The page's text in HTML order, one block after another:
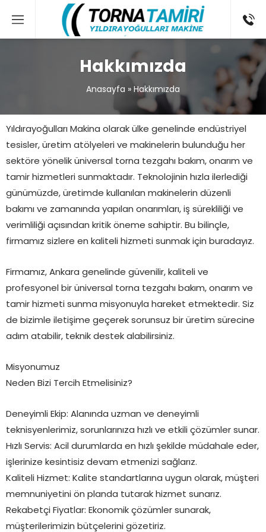
Hakkımızda
Anasayfa » Hakkımızda
Yıldırayoğulları Makina olarak ülke genelinde endüstriyel
tesisler, üretim atölyeleri ve makinelerin bulunduğu her
sektöre yönelik üniversal torna tezgahı bakım, onarım ve
tamir hizmetleri sunmaktadır. Teknolojinin hızla ilerlediği
günümüzde, üretimde kullanılan makinelerin düzenli
bakımı ve zamanında yapılan onarımları, iş sürekliliği ve
verimliliği açısından kritik öneme sahiptir. Bu bilinçle,
firmamız sizlere en kaliteli hizmeti sunmak için buradayız.
Firmamız, Ankara genelinde güvenilir, kaliteli ve
profesyonel bir üniversal torna tezgahı bakım, onarım ve
tamir hizmeti sunma misyonuyla hareket etmektedir. Siz
de bizimle iletişime geçerek sorunsuz bir üretim sürecine
adım atabilir, teknik destek alabilirsiniz.
Misyonumuz
Neden Bizi Tercih Etmelisiniz?
Deneyimli Ekip: Alanında uzman ve deneyimli
teknisyenlerimiz, sorunlarınıza hızlı ve etkili çözümler sunar.
Hızlı Servis: Acil durumlarda en hızlı şekilde müdahale eder,
işlerinize kesintisiz devam etmenizi sağlarız.
Kaliteli Hizmet: Kalite standartlarına uygun olarak, müşteri
memnuniyetini ön planda tutarak hizmet sunarız.
Rekabetçi Fiyatlar: Ekonomik çözümler sunarak,
müşterilerimizin bütçelerini gözetiriz.